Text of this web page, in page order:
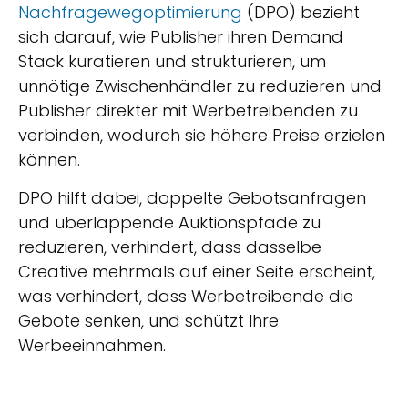
Nachfragewegoptimierung (DPO) bezieht
sich darauf, wie Publisher ihren Demand
Stack kuratieren und strukturieren, um
unnötige Zwischenhändler zu reduzieren und
Publisher direkter mit Werbetreibenden zu
verbinden, wodurch sie höhere Preise erzielen
können.
DPO hilft dabei, doppelte Gebotsanfragen
und überlappende Auktionspfade zu
reduzieren, verhindert, dass dasselbe
Creative mehrmals auf einer Seite erscheint,
was verhindert, dass Werbetreibende die
Gebote senken, und schützt Ihre
Werbeeinnahmen.